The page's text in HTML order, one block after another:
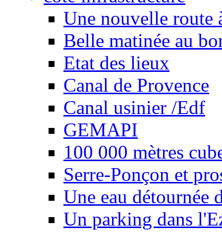
Une nouvelle route
Belle matinée au
Etat des lieux
Canal de Provence
Canal usinier /Edf
GEMAPI
100 000 mètres
Serre-Ponçon et
Une eau détournée
Un parking dans